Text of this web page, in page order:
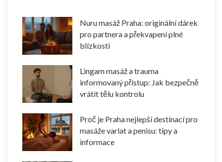
Nuru masáž Praha: originální dárek
pro partnera a překvapení plné
blízkosti
Lingam masáž a trauma
informovaný přístup: Jak bezpečně
vrátit tělu kontrolu
Proč je Praha nejlepší destinací pro
masáže varlat a penisu: tipy a
informace